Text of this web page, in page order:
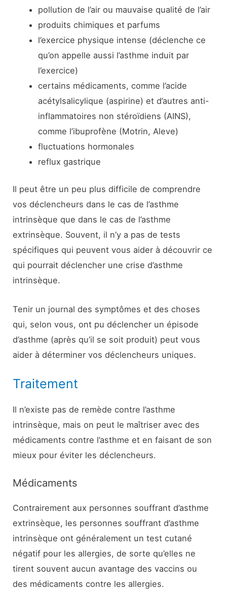
pollution de l’air ou mauvaise qualité de l’air
produits chimiques et parfums
l’exercice physique intense (déclenche ce
qu’on appelle aussi l’asthme induit par
l’exercice)
certains médicaments, comme l’acide
acétylsalicylique (aspirine) et d’autres anti-
inflammatoires non stéroïdiens (AINS),
comme l’ibuprofène (Motrin, Aleve)
fluctuations hormonales
reflux gastrique
Il peut être un peu plus difficile de comprendre
vos déclencheurs dans le cas de l’asthme
intrinsèque que dans le cas de l’asthme
extrinsèque. Souvent, il n’y a pas de tests
spécifiques qui peuvent vous aider à découvrir ce
qui pourrait déclencher une crise d’asthme
intrinsèque.
Tenir un journal des symptômes et des choses
qui, selon vous, ont pu déclencher un épisode
d’asthme (après qu’il se soit produit) peut vous
aider à déterminer vos déclencheurs uniques.
Traitement
Il n’existe pas de remède contre l’asthme
intrinsèque, mais on peut le maîtriser avec des
médicaments contre l’asthme et en faisant de son
mieux pour éviter les déclencheurs.
Médicaments
Contrairement aux personnes souffrant d’asthme
extrinsèque, les personnes souffrant d’asthme
intrinsèque ont généralement un test cutané
négatif pour les allergies, de sorte qu’elles ne
tirent souvent aucun avantage des vaccins ou
des médicaments contre les allergies.